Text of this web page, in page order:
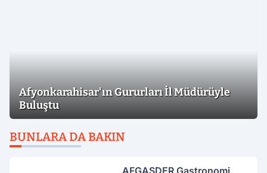
Afyonkarahisar'ın Gururları İl Müdürüyle
Buluştu
BUNLARA DA BAKIN